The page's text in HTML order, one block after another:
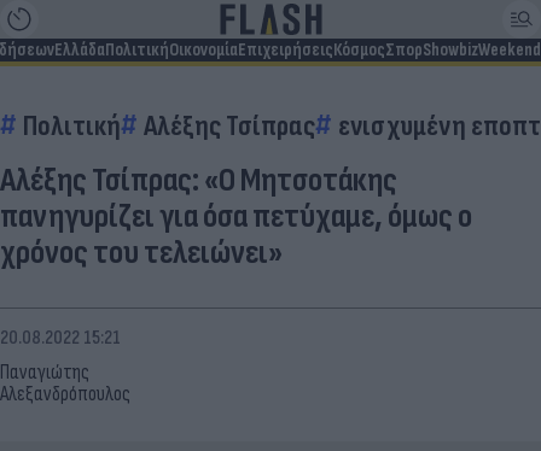
ΕλλάδαΠολιτικήΟικονομίαΕπιχειρήσειςΚόσμοςΣπορShowbizWeekend
Πολιτική Αλέξης Τσίπρας ενισχυμένη
Αλέξης Τσίπρας: «Ο Μητσοτάκης
πανηγυρίζει για όσα πετύχαμε, όμως ο
χρόνος του τελειώνει»
Παναγιώτης
Αλεξανδρόπουλος
20.08.2022 15:21